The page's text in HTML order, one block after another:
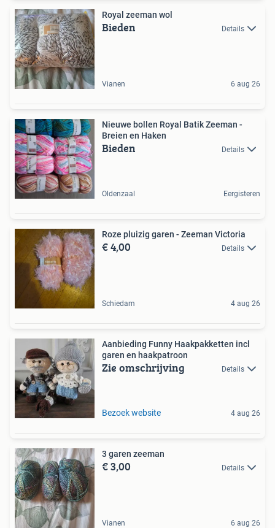
Royal zeeman wol
Bieden Details
Vianen 6 aug 26
Nieuwe bollen Royal Batik Zeeman -
Breien en Haken
Bieden Details
Oldenzaal Eergisteren
Roze pluizig garen - Zeeman Victoria
€ 4,00 Details
Schiedam 4 aug 26
Aanbieding Funny Haakpakketten incl
garen en haakpatroon
Zie omschrijving Details
Bezoek website 4 aug 26
3 garen zeeman
€ 3,00 Details
Vianen 6 aug 26